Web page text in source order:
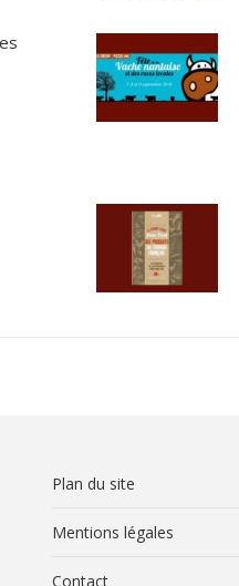
Plan du site
Mentions légales
Contact